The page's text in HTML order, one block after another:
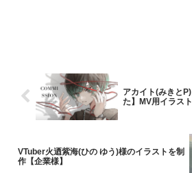
アカイト(みきと
た】MV用イラス
VTuber火迺紫海(ひの ゆう)様のイラストを制
作【企業様】